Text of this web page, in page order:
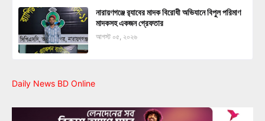
নারায়ণগঞ্জে র‍্যাবের মাদক বিরোধী অভিযানে বিপুল পরিমাণ
মাদকসহ একজন গ্রেফতার
আগস্ট ০৫, ২০২৬
Daily News BD Online